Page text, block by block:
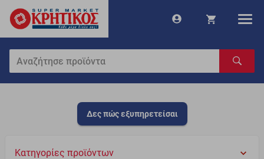
Δες πώς εξυπηρετείσαι
Κατηγορίες προϊόντων